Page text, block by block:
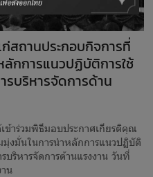
สถานประกอบกิจการที่
กการแนวปฏิบัติการใช้
รบริหารจัดการด้าน
าร่วมพิธีมอบประกาศเกียรติคุณ
งมั่นในการนำหลักการแนวปฏิบัติ
บริหารจัดการด้านแรงงาน วันที่
น